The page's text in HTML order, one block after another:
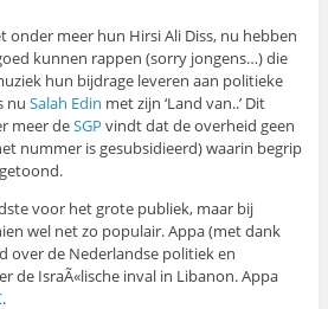
onder meer hun Hirsi Ali Diss, nu hebben
kunnen rappen (sorry jongens…) die
hun bijdrage leveren aan politieke
nu Salah Edin met zijn ‘Land van..’ Dit
meer deSGP vindt dat de overheid geen
nummer is gesubsidieerd) waarin begrip
voor het grote publiek, maar bij
wel net zo populair. Appa (met dank
over de Nederlandse politiek en
de IsraÃ«lische inval in Libanon. Appa
.